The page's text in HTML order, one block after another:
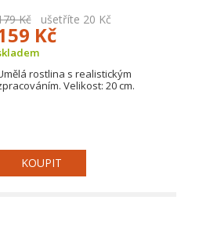
Kčušetříte 20 Kč
Kč
rostlina s realistickým
Velikost: 20 cm.
KOUPIT